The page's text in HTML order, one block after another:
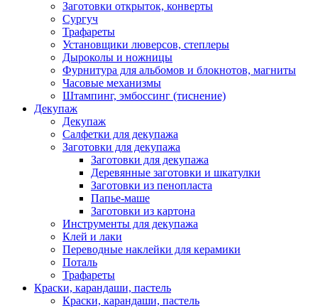
Заготовки открыток, конверты
Сургуч
Трафареты
Установщики люверсов, степлеры
Дыроколы и ножницы
Фурнитура для альбомов и блокнотов, магниты
Часовые механизмы
Штампинг, эмбоссинг (тиснение)
Декупаж
Декупаж
Салфетки для декупажа
Заготовки для декупажа
Заготовки для декупажа
Деревянные заготовки и шкатулки
Заготовки из пенопласта
Папье-маше
Заготовки из картона
Инструменты для декупажа
Клей и лаки
Переводные наклейки для керамики
Поталь
Трафареты
Краски, карандаши, пастель
Краски, карандаши, пастель